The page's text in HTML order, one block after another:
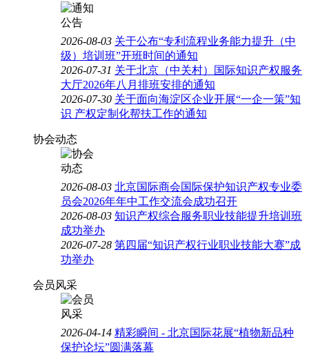
2026-08-03 关于公布“专利流程业务能力提升（中
级）培训班”开班时间的通知
2026-07-31 关于北京（中关村）国际知识产权服务
大厅2026年八月排班安排的通知
2026-07-30 关于面向海淀区企业开展“一企一策”知
识 产权定制化帮扶工作的通知
协会动态
2026-08-03 北京国际商会国际保护知识产权专业委
员会2026年年中工作交流会成功召开
2026-08-03 知识产权综合服务职业技能提升培训班
成功举办
2026-07-28 第四届“知识产权行业职业技能大赛”成
功举办
会员风采
2026-04-14 精彩瞬间 - 北京国际花展“植物新品种
保护论坛”圆满落幕